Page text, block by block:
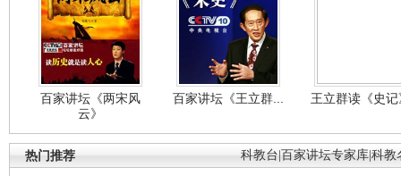
百家讲坛《两宋风
云》
百家讲坛《王立群... 王立群读《史
科教台 百家讲坛专家库 科教
热门推荐